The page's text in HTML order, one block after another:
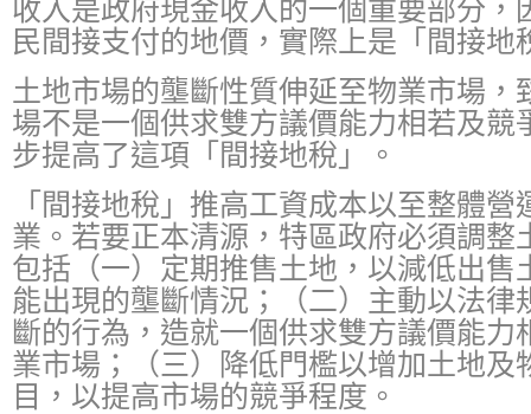
收入是政府現金收入的一個重要部分，
民間接支付的地價，實際上是「間接地
土地市場的壟斷性質伸延至物業市場，
場不是一個供求雙方議價能力相若及競
步提高了這項「間接地稅」。
「間接地稅」推高工資成本以至整體
業。若要正本清源，特區政府必須調整
包括（一）定期推售土地，以減低出售
能出現的壟斷情況；（二）主動以法律
斷的行為，造就一個供求雙方議價能力
業市場；（三）降低門檻以增加土地及
目，以提高市場的競爭程度。